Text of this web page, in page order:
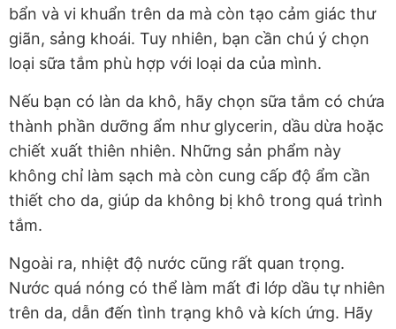
bẩn và vi khuẩn trên da mà còn tạo cảm giác thư
giãn, sảng khoái. Tuy nhiên, bạn cần chú ý chọn
loại sữa tắm phù hợp với loại da của mình.
Nếu bạn có làn da khô, hãy chọn sữa tắm có chứa
thành phần dưỡng ẩm như glycerin, dầu dừa hoặc
chiết xuất thiên nhiên. Những sản phẩm này
không chỉ làm sạch mà còn cung cấp độ ẩm cần
thiết cho da, giúp da không bị khô trong quá trình
tắm.
Ngoài ra, nhiệt độ nước cũng rất quan trọng.
Nước quá nóng có thể làm mất đi lớp dầu tự nhiên
trên da, dẫn đến tình trạng khô và kích ứng. Hãy